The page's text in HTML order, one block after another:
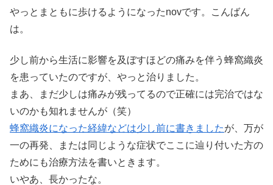
やっとまともに歩けるようになったnovです。こんばん
は。
少し前から生活に影響を及ぼすほどの痛みを伴う蜂窩織炎
を患っていたのですが、やっと治りました。
まあ、まだ少しは痛みが残ってるので正確には完治ではな
いのかも知れませんが（笑）
蜂窩織炎になった経緯などは少し前に書きましたが、万が
一の再発、または同じような症状でここに辿り付いた方の
ためにも治療方法を書いときます。
いやあ、長かったな。